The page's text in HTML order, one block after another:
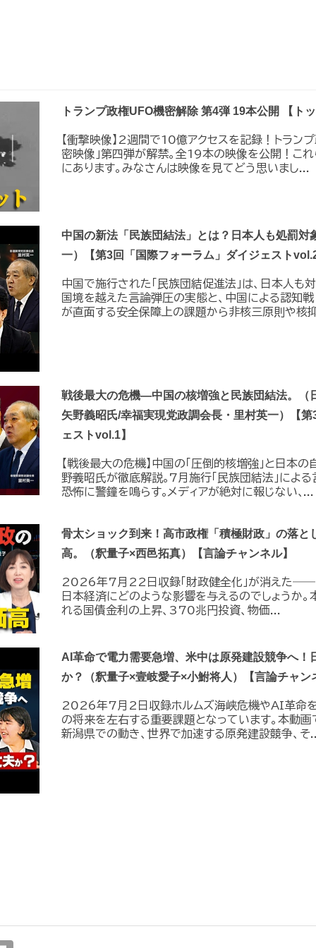
トランプ政権UFO機密解除 第4弾 19本公開 【ト
【衝撃映像】2週間で10億アクセスを記録！トラ
密映像｣第四弾が解禁。全19本の映像を公開！こ
にあります。みなさんは映像を見てどう思いまし...
中国の新法「民族団結法」とは？日本人も処罰対
一）【第3回「国際フォーラム」ダイジェスト
中国で施行された「民族団結促進法」は、日本人
国境を越えた言論弾圧の実態と、中国による認知戦
が直面する安全保障上の課題から非核三原則や核
戦後最大の危機―中国の核増強と民族団結法。（
矢野義昭氏/幸福実現党政調会長・里村英一）【
ェストvol.1】
【戦後最大の危機】中国の｢圧倒的核増強｣と日本
野義昭氏が徹底解説｡7月施行｢民族団結法｣によ
恐怖に警鐘を鳴らす｡メディアが絶対に報じない､...
骨太ショック到来！高市政権「積極財政」の落と
高。（釈量子×西邑拓真）【言論チャンネル】
2026年7月22日収録「財政健全化」が消えた――
日本経済にどのような影響を与えるのでしょうか。
れる国債金利の上昇、370兆円投資、物価...
AI革命で電力需要急増、米中は原発建設競争へ！
か？（釈量子×壹岐愛子×小鮒将人）【言論チャン
2026年7月2日収録ホルムズ海峡危機やAI革命を
の将来を左右する重要課題となっています。本動画
新潟県での動き、世界で加速する原発建設競争、そ